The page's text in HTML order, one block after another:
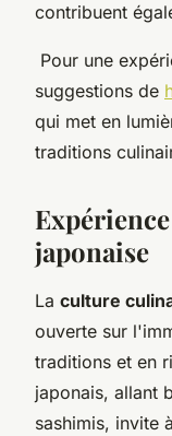
contribuent
Pour une
suggestions de
qui met en
traditions
japonaise
La culture
ouverte sur
traditions et en
japonais, allant
sashimis, invite